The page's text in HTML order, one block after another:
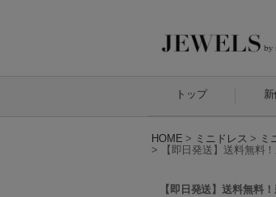
トップ
HOME > ミニドレス > ミ
>
【即日発送】送料無料
【即日発送】送料無料